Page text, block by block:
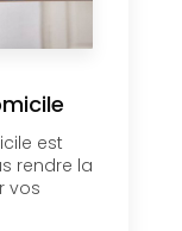
est
rendre la
vos